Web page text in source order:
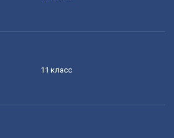
11 класс